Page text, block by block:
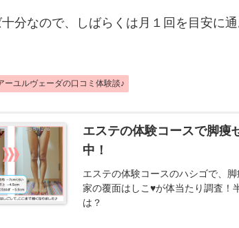
十分なので、しばらくは月１回を目安に
ーユルヴェーダの口コミ体験談♪
エステの体験コースで脚痩
中！
エステの体験コースのハシゴで、
家の覆面はしこ♥が体当たり調査！
は？